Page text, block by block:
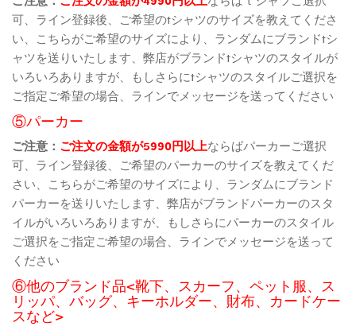
可、ライン登録後、ご希望のtシャツのサイズを教えてくださ
い、こちらがご希望のサイズにより、ランダムにブランドtシ
ャツを送りいたします、弊店がブランドtシャツのスタイルが
いろいろありますが、もしさらにtシャツのスタイルご選択を
ご指定ご希望の場合、ラインでメッセージを送ってください
⑤パーカー
ご注意： ご注文の金額が5990円以上ならばパーカーご選択
可、ライン登録後、ご希望のパーカーのサイズを教えてくだ
さい、こちらがご希望のサイズにより、ランダムにブランド
パーカーを送りいたします、弊店がブランドパーカーのスタ
イルがいろいろありますが、もしさらにパーカーのスタイル
ご選択をご指定ご希望の場合、ラインでメッセージを送って
ください
⑥他のブランド品<靴下、スカーフ、ペット服、ス
リッパ、バッグ、キーホルダー、財布、カードケー
スなど>